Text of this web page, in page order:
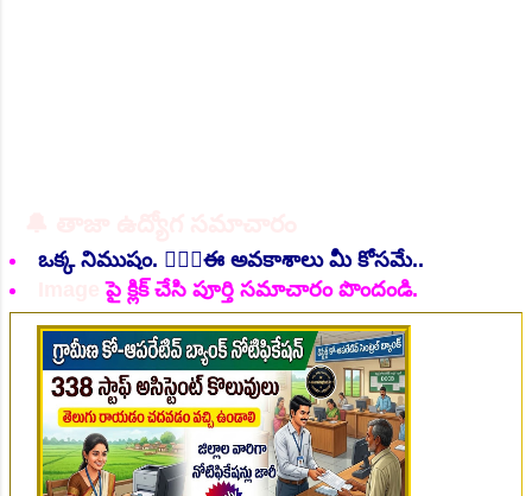
ఒక్క నిముషం. 💁🏻‍♂️ఈ అవకాశాలు మీ కోసమే..
Imageపై క్లిక్ చేసి పూర్తి సమాచారం పొందండి.